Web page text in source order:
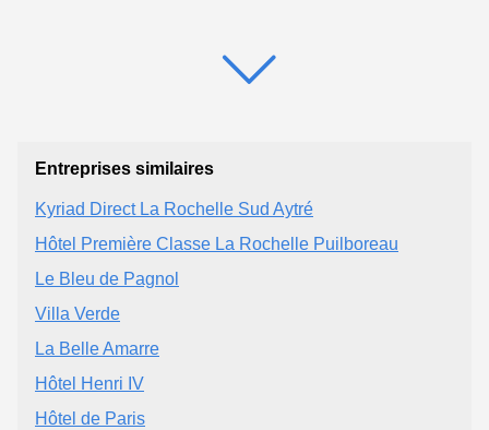
Entreprises similaires
Kyriad Direct La Rochelle Sud Aytré
Hôtel Première Classe La Rochelle Puilboreau
Le Bleu de Pagnol
Villa Verde
La Belle Amarre
Hôtel Henri IV
Hôtel de Paris